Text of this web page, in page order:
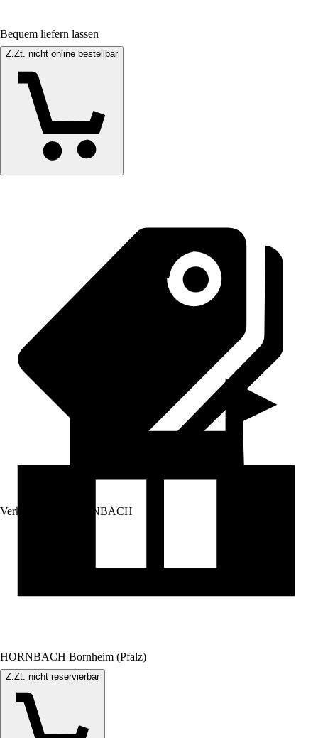
Bequem liefern lassen
Z.Zt. nicht online bestellbar
Verkauf durch: HORNBACH
HORNBACH Bornheim (Pfalz)
Z.Zt. nicht reservierbar